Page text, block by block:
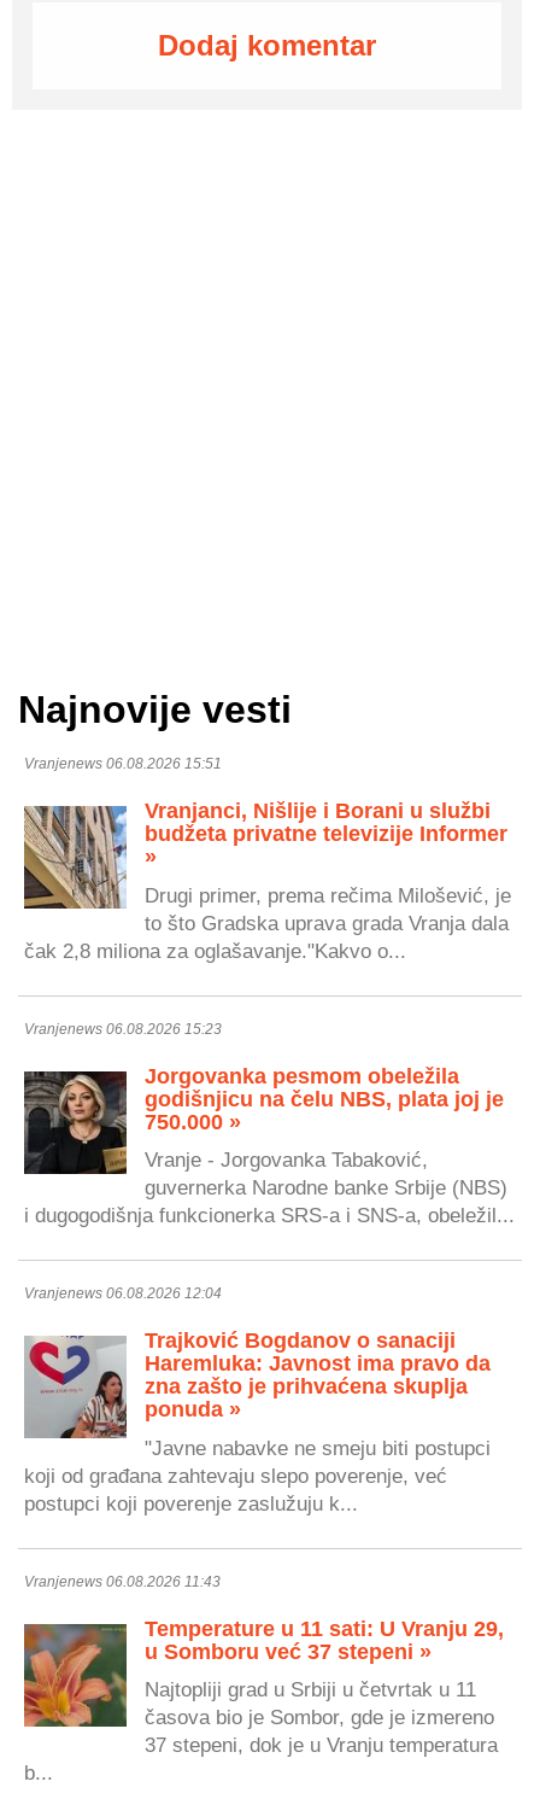
Dodaj komentar
Najnovije vesti
Vranjenews 06.08.2026 15:51
Vranjanci, Nišlije i Borani u službi
budžeta privatne televizije Informer
»
Drugi primer, prema rečima Milošević, je
to što Gradska uprava grada Vranja dala
čak 2,8 miliona za oglašavanje."Kakvo o...
Vranjenews 06.08.2026 15:23
Jorgovanka pesmom obeležila
godišnjicu na čelu NBS, plata joj je
750.000 »
Vranje - Jorgovanka Tabaković,
guvernerka Narodne banke Srbije (NBS)
i dugogodišnja funkcionerka SRS-a i SNS-a, obeležil...
Vranjenews 06.08.2026 12:04
Trajković Bogdanov o sanaciji
Haremluka: Javnost ima pravo da
zna zašto je prihvaćena skuplja
ponuda »
"Javne nabavke ne smeju biti postupci
koji od građana zahtevaju slepo poverenje, već
postupci koji poverenje zaslužuju k...
Vranjenews 06.08.2026 11:43
Temperature u 11 sati: U Vranju 29,
u Somboru već 37 stepeni »
Najtopliji grad u Srbiji u četvrtak u 11
časova bio je Sombor, gde je izmereno
37 stepeni, dok je u Vranju temperatura
b...